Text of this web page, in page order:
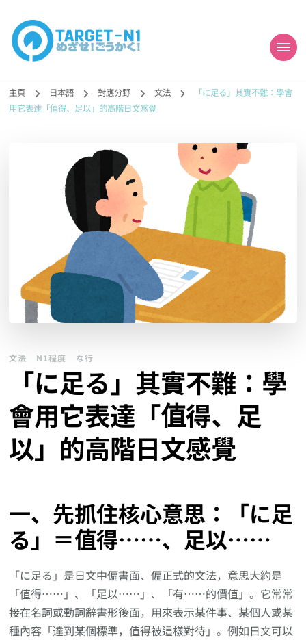
目標!!日本語能力試
N1合格
勉強コンテンツも追加予定!!】
主頁 日本語 對應分野 文法
「に足る」其實不難：學會
用它表達「值得、足以」的高階日文感覺
文法 N1程度 な行
「に足る」其實不難：學
會用它表達「值得、足
以」的高階日文感覺
一、先抓住核心意思：「に足
る」＝值得……、足以……
「に足る」是日文中偏書面、偏正式的文法，意思大約是
「值得……」、「足以……」、「有……的價值」。它常常
接在名詞或動詞辭書形後面，用來表示某件事、某個人或某
種內容「達到某個標準，值得被這樣對待」。例如日文可以